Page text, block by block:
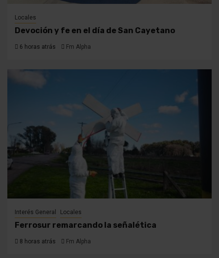
Locales
Devoción y fe en el día de San Cayetano
6 horas atrás Fm Alpha
Interés General Locales
Ferrosur remarcando la señalética
8 horas atrás Fm Alpha